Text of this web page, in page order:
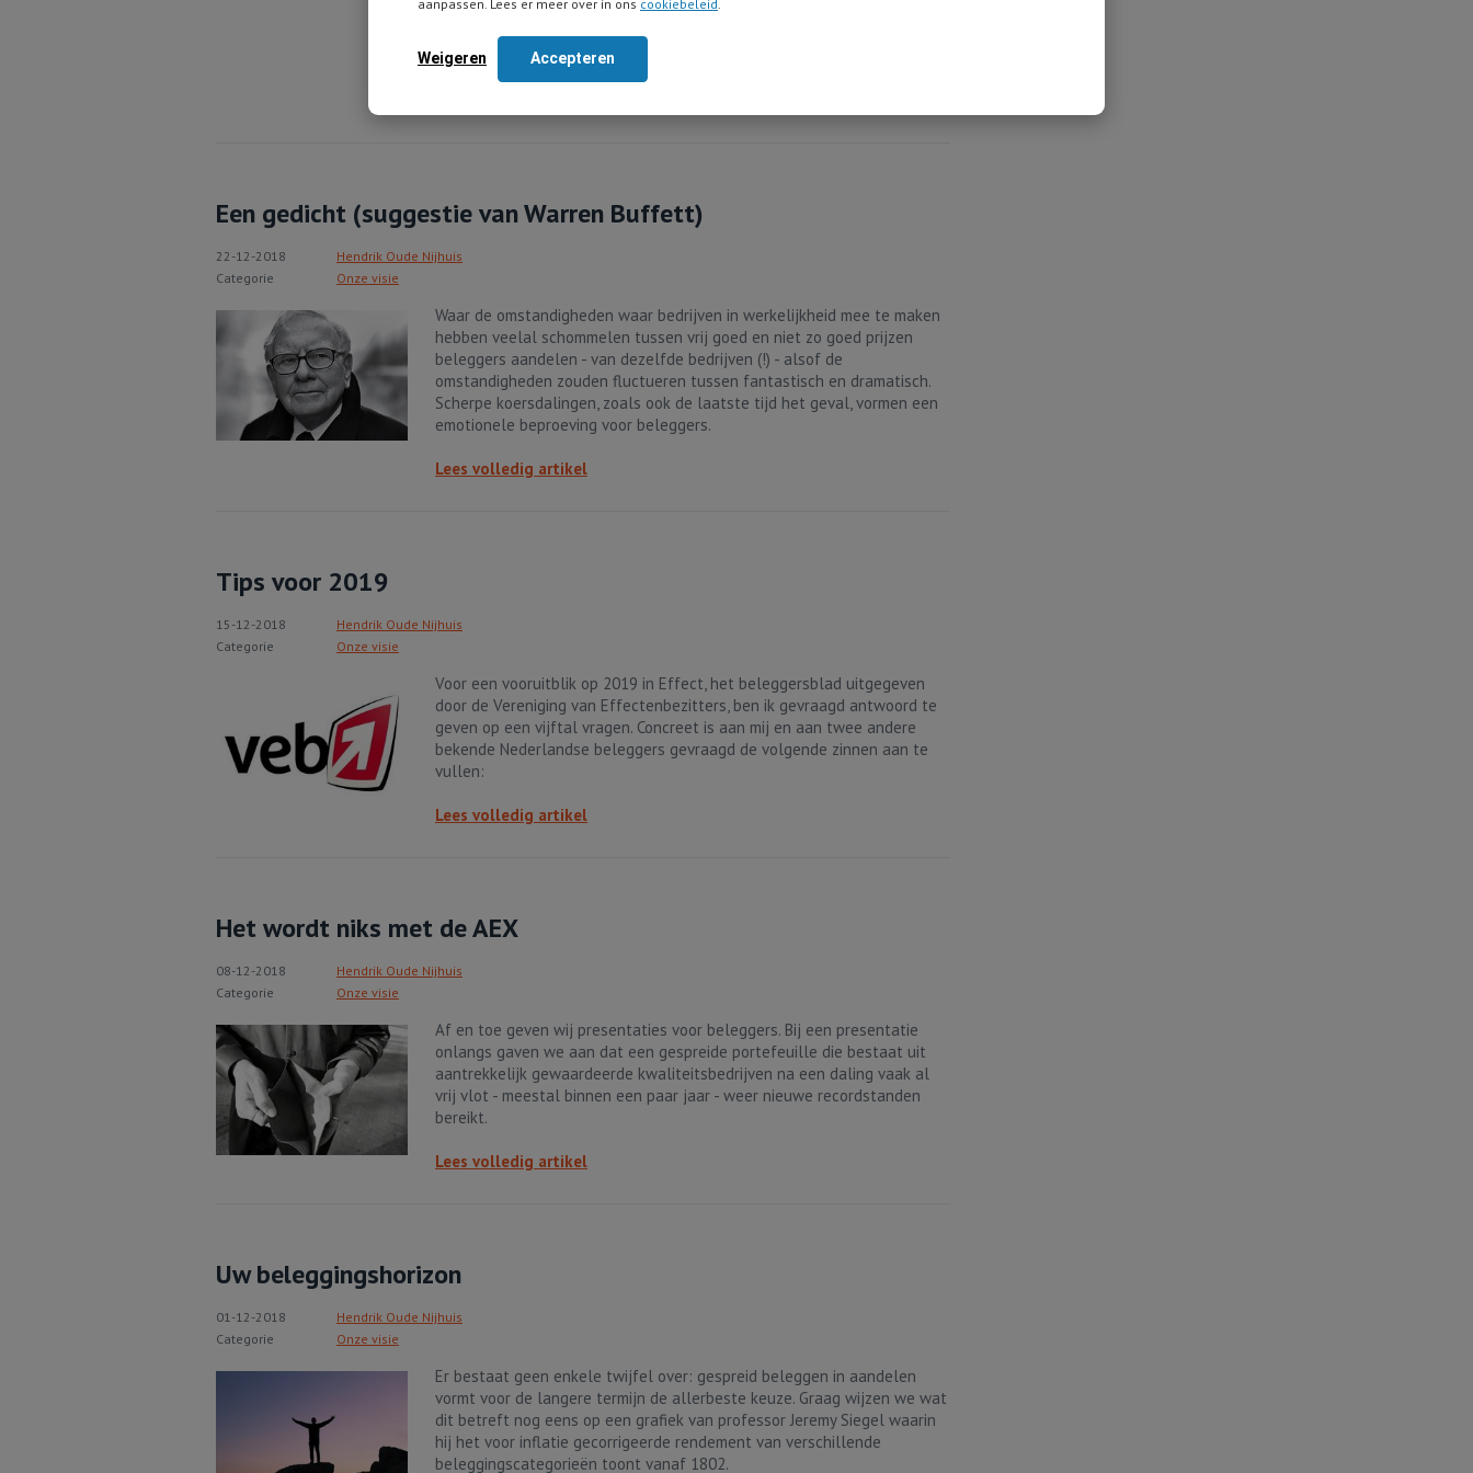
aanpassen. Lees er meer over in ons cookiebeleid.
Weigeren Accepteren
Zijn aandelen goedkoper geworden? Dan trekken de gezichten van
beleggers dikwijls wit weg en valt er in de media uitvoerig te lezen over
het drama dat beleggers treft...
Een gedicht (suggestie van Warren Buffett)
22-12-2018
Hendrik Oude Nijhuis
Categorie
Onze visie
Waar de omstandigheden waar bedrijven in werkelijkheid mee te maken
hebben veelal schommelen tussen vrij goed en niet zo goed prijzen
beleggers aandelen - van dezelfde bedrijven (!) - alsof de
omstandigheden zouden fluctueren tussen fantastisch en dramatisch.
Scherpe koersdalingen, zoals ook de laatste tijd het geval, vormen een
emotionele beproeving voor beleggers.
Lees volledig artikel
Tips voor 2019
15-12-2018
Hendrik Oude Nijhuis
Categorie
Onze visie
Voor een vooruitblik op 2019 in Effect, het beleggersblad uitgegeven
door de Vereniging van Effectenbezitters, ben ik gevraagd antwoord te
geven op een vijftal vragen. Concreet is aan mij en aan twee andere
bekende Nederlandse beleggers gevraagd de volgende zinnen aan te
vullen:
Lees volledig artikel
Het wordt niks met de AEX
08-12-2018
Hendrik Oude Nijhuis
Categorie
Onze visie
Af en toe geven wij presentaties voor beleggers. Bij een presentatie
onlangs gaven we aan dat een gespreide portefeuille die bestaat uit
aantrekkelijk gewaardeerde kwaliteitsbedrijven na een daling vaak al
vrij vlot - meestal binnen een paar jaar - weer nieuwe recordstanden
bereikt.
Lees volledig artikel
Uw beleggingshorizon
01-12-2018
Hendrik Oude Nijhuis
Categorie
Onze visie
Er bestaat geen enkele twijfel over: gespreid beleggen in aandelen
vormt voor de langere termijn de allerbeste keuze. Graag wijzen we wat
dit betreft nog eens op een grafiek van professor Jeremy Siegel waarin
hij het voor inflatie gecorrigeerde rendement van verschillende
beleggingscategorieën toont vanaf 1802.